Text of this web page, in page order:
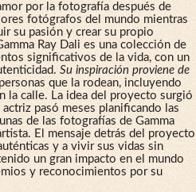
por la fotografía después de
fotógrafos del mundo mientras
su pasión y crear su propio
Ray Dali es una colección de
significativos de la vida, con un
Su inspiración proviene de
que la rodean, incluyendo
la calle. La idea del proyecto surgió
pasó meses planificando las
de las fotografías de Gamma
El mensaje detrás del proyecto
y a vivir sus vidas sin
un gran impacto en el mundo
y reconocimientos por su